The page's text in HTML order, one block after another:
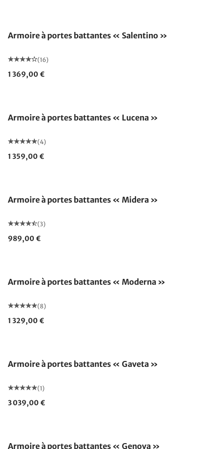
Armoire à portes battantes « Salentino »
(16)
1 369,00 €
Armoire à portes battantes « Lucena »
(4)
1 359,00 €
Armoire à portes battantes « Midera »
(3)
989,00 €
Armoire à portes battantes « Moderna »
(8)
1 329,00 €
Armoire à portes battantes « Gaveta »
(1)
3 039,00 €
Armoire à portes battantes « Genova »